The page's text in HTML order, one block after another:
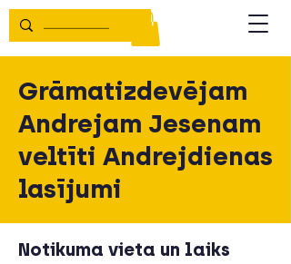
Grāmatizdevējam
Andrejam Jesenam
veltīti Andrejdienas
lasījumi
Notikuma vieta un laiks